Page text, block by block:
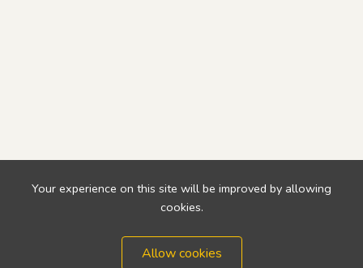
Your experience on this site will be improved by allowing
cookies.
Allow cookies